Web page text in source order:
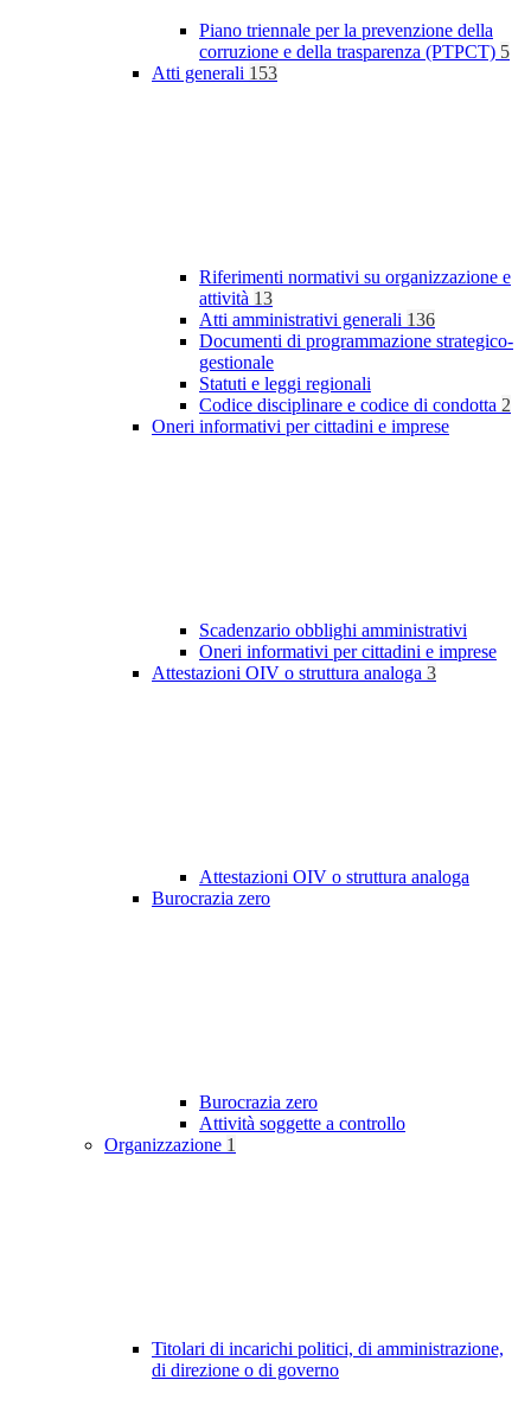
Piano triennale per la prevenzione della
corruzione e della trasparenza (PTPCT) 5
Atti generali 153
Riferimenti normativi su organizzazione e
attività 13
Atti amministrativi generali 136
Documenti di programmazione strategico-
gestionale
Statuti e leggi regionali
Codice disciplinare e codice di condotta 2
Oneri informativi per cittadini e imprese
Scadenzario obblighi amministrativi
Oneri informativi per cittadini e imprese
Attestazioni OIV o struttura analoga 3
Attestazioni OIV o struttura analoga
Burocrazia zero
Burocrazia zero
Attività soggette a controllo
Organizzazione 1
Titolari di incarichi politici, di amministrazione,
di direzione o di governo